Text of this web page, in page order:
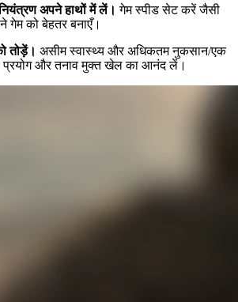
अपने हाथों में लें। गेम स्पीड सेट करें जैसी
को बेहतर बनाएँ।
तोड़ें। असीम स्वास्थ्य और अधिकतम नुकसान/एक
प्रयोग और तनाव मुक्त खेल का आनंद लें।